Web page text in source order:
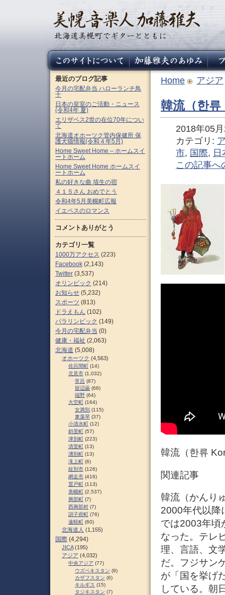
Home アジア
韓流（한
2018年05
カテゴリ:
市, 国際, 日
この記事へ
韓流（한류
関連記事
韓流（かんり
2000年代以降
では2003年頃
なった。テレ
理、言語、文
だ。フジサン
が「国を挙げ
している。朝
最近のブログ記事
今月の宅配弁当 ハローランチ鳥
十
日本の皇室のご活動・ニュース
(令和4年 夏)
エリザベス2世の在位70年につい
て
北海道オホーツク管内保健所 保
護犬猫情報(令和４年5月)
Home Sweet Home – ホームスイ
ートホーム
Home Sweet Home ホームスイ
ートホーム
私の好きな曲 埴生の宿
４１５さん おめでとう
令和4年5月美幌町広報
イエペスのロマンス
コメントありがとう
カテゴリ一覧
1000万アクセス (223)
Facebook (2,143)
Twitter (3,537)
オリンピック (214)
お知らせ (5,232)
スポーツ (813)
ドラえもん (102)
パラリンピック (149)
今月の宅配弁当 (0)
健康・福祉 (2,063)
北海道 (5,008)
オホーツク (4,563)
佐呂間町 (14)
北見市 (1,032)
常呂 (87)
留辺蘂 (68)
端野 (64)
大空町 (164)
女満別 (115)
東藻琴 (37)
小清水町 (12)
斜里町 (57)
津別町 (223)
清里町 (13)
湧別町 (13)
滝上町 (6)
紋別市 (126)
網走市 (416)
置戸町 (113)
美幌町 (2,537)
興部町 (7)
西興部村 (7)
訓子府町 (76)
遠軽町 (60)
北海道人 (1,155)
国際 (4,294)
JICA(195)
アジア (4,032)
中央アジア (77)
ウズベキスタン (9)
カザフスタン (6)
キルギス (15)
タジキスタン (7)